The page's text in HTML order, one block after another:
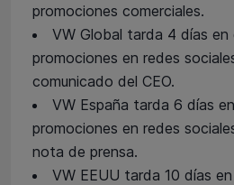
promociones comerciales.
VW Global tarda 4 días en
promociones en redes
comunicado del CEO.
VW España tarda 6 días
promociones en redes
nota de prensa.
VW EEUU tarda 10 días